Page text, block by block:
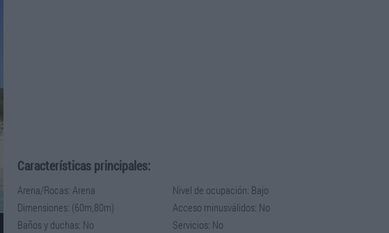
Características principales:
Arena/Rocas: Arena
Dimensiones: (60m,80m)
Baños y duchas: No
Nivel de ocupación: Bajo
Acceso minusválidos: No
Servicios: No